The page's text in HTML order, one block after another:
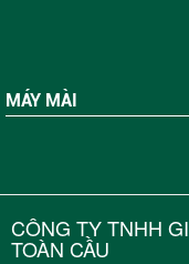
MÁY MÀI
CÔNG TY TNHH
TOÀN CẦU